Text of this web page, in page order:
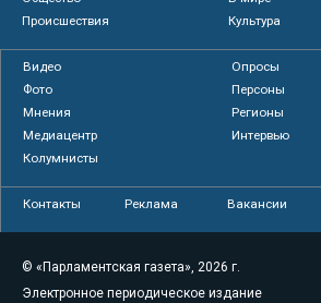
Происшествия
Культура
Видео
Опросы
Фото
Персоны
Мнения
Регионы
Медиацентр
Интервью
Колумнисты
Контакты Реклама Вакансии
© «Парламентская газета», 2026 г.
Электронное периодическое издание